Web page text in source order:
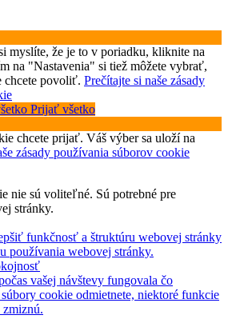
myslíte, že je to v poriadku, kliknite na
na "Nastavenia" si tiež môžete vybrať,
chcete povoliť. Prečítajte si naše zásady
Prijať všetko
chcete prijať. Váš výber sa uloží na
zásady používania súborov cookie
nie sú voliteľné. Sú potrebné pre
stránky.
funkčnosť a štruktúru webovej stránky
používania webovej stránky.
vašej návštevy fungovala čo
cookie odmietnete, niektoré funkcie